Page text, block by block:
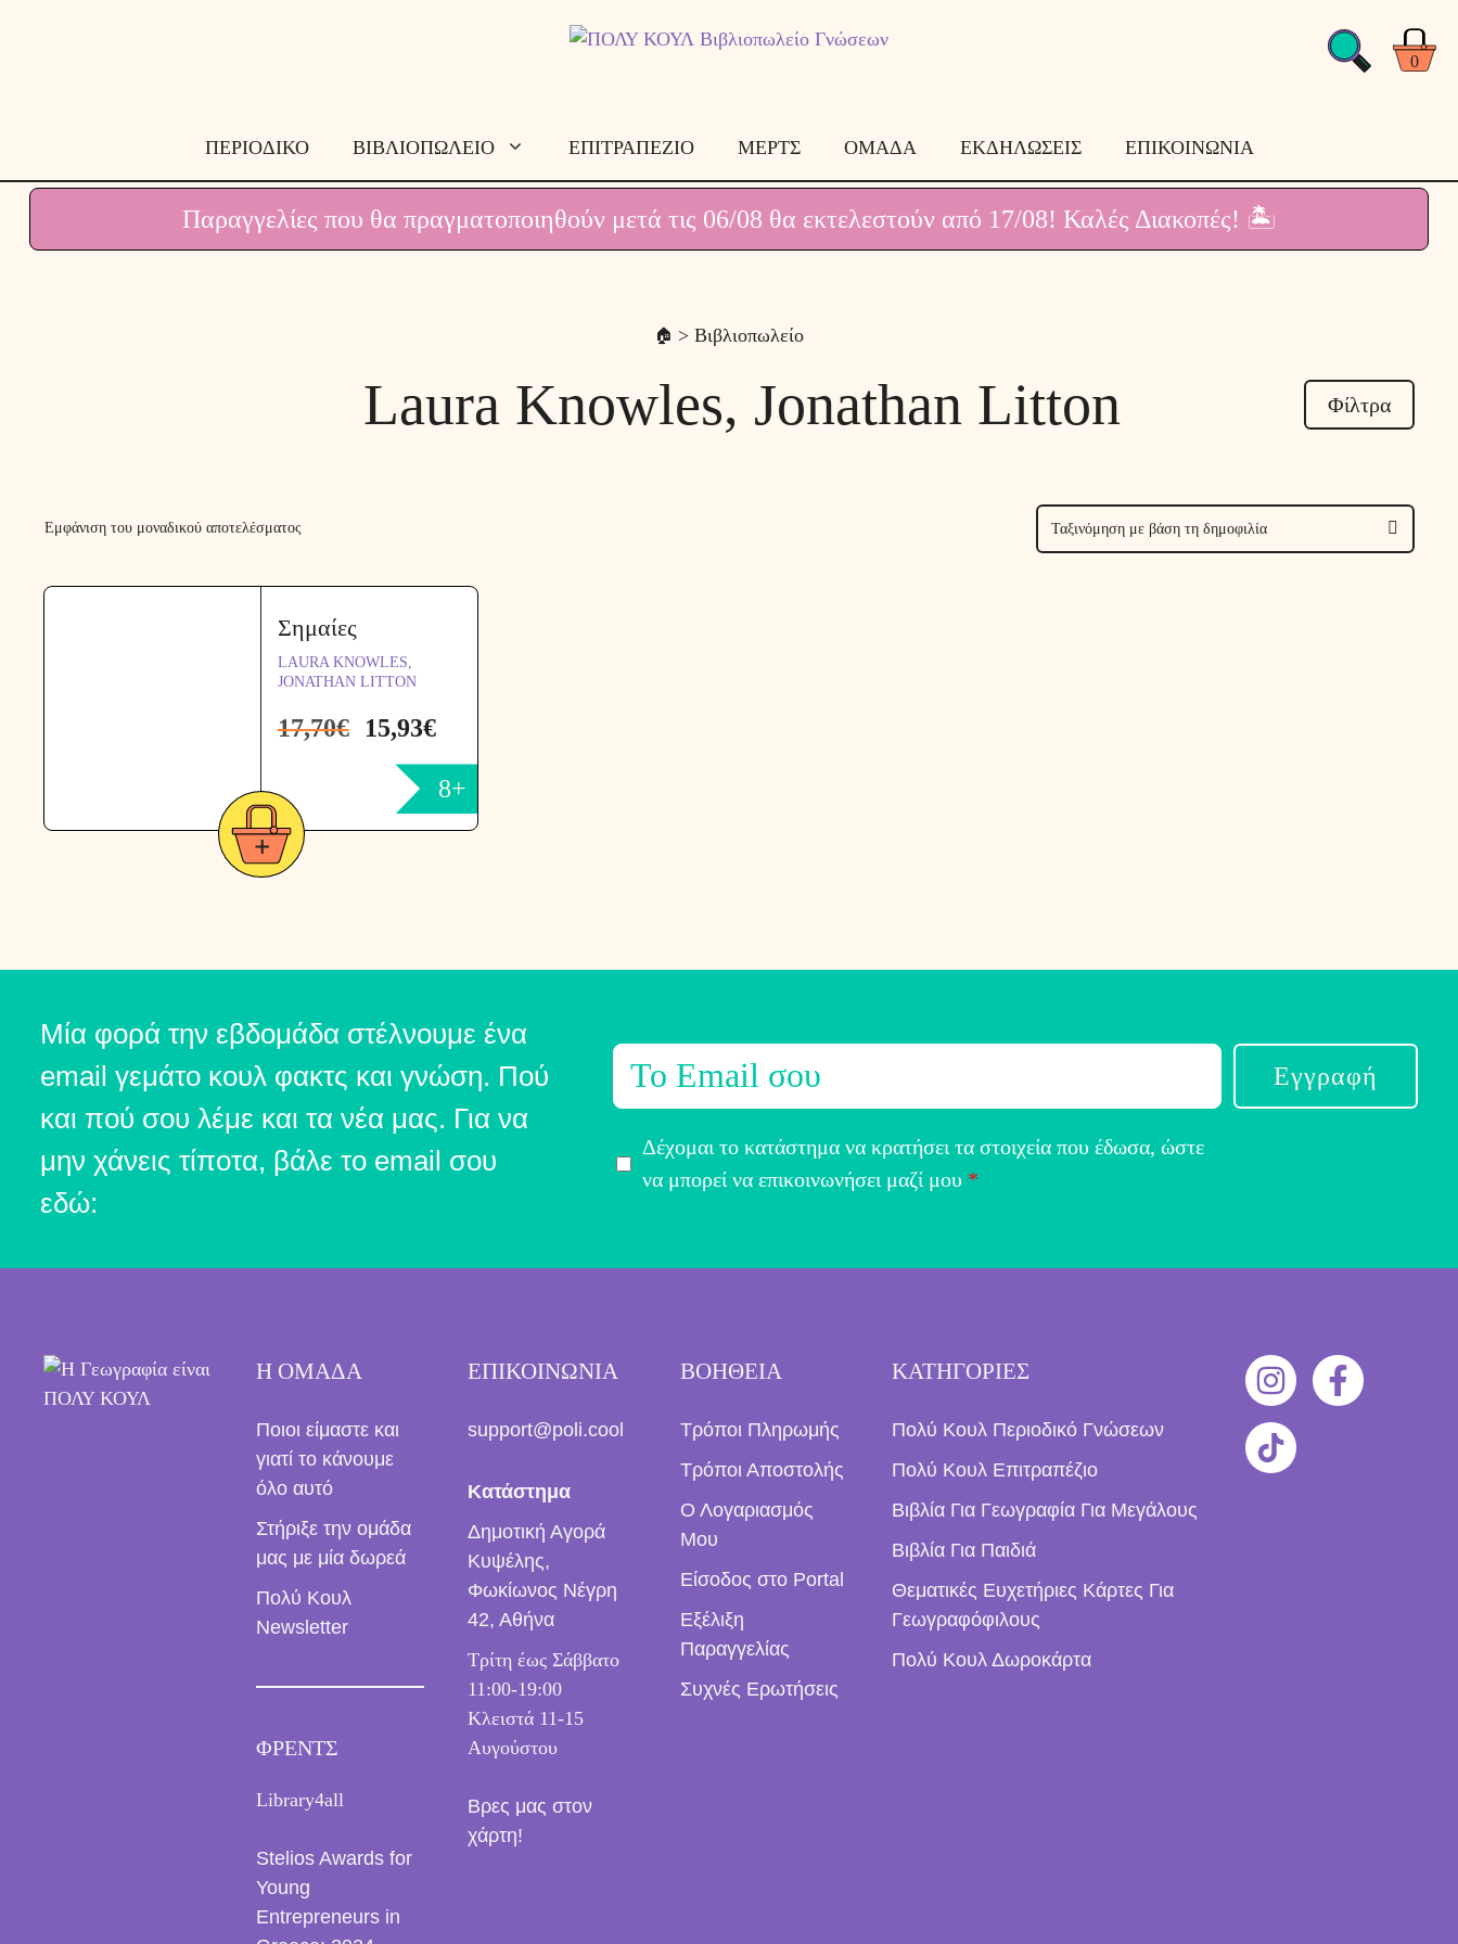
0
ΠΕΡΙΟΔΙΚΟ ΒΙΒΛΙΟΠΩΛΕΙΟ ΕΠΙΤΡΑΠΕΖΙΟ ΜΕΡΤΣ ΟΜΑΔΑ ΕΚΔΗΛΩΣΕΙΣ ΕΠΙΚΟΙΝΩΝΙΑ
Παραγγελίες που θα πραγματοποιηθούν μετά τις 06/08 θα εκτελεστούν από 17/08! Καλές Διακοπές! 🏝
> Βιβλιοπωλείο
Laura Knowles, Jonathan Litton Φίλτρα
Εμφάνιση του μοναδικού αποτελέσματος
Σημαίες
LAURA KNOWLES,
JONATHAN LITTON
17,70€ 15,93€
8+
Μία φορά την εβδομάδα στέλνουμε ένα
email γεμάτο κουλ φακτς και γνώση. Πού
και πού σου λέμε και τα νέα μας. Για να
μην χάνεις τίποτα, βάλε το email σου
εδώ:
E
i
π
ο
Ό
ω
Δέχομαι το κατάστημα να κρατήσει τα στοιχεία που έδωσα, ώστε
να μπορεί να επικοινωνήσει μαζί μου *
Εγγραφή
Η ΟΜΑΔΑ
Ποιοι είμαστε και
γιατί το κάνουμε
όλο αυτό
Στήριξε την ομάδα
μας με μία δωρεά
Πολύ Κουλ
Newsletter
ΦΡΕΝΤΣ
Library4all
Stelios Awards for
Young
Entrepreneurs in
ΕΠΙΚΟΙΝΩΝΙΑ
support@poli.cool
Κατάστημα
Δημοτική Αγορά
Κυψέλης,
Φωκίωνος Νέγρη
42, Αθήνα
Τρίτη έως Σάββατο
11:00-19:00
Κλειστά 11-15
Αυγούστου
Βρες μας στον
χάρτη!
ΒΟΗΘΕΙΑ
Τρόποι Πληρωμής
Τρόποι Αποστολής
Ο Λογαριασμός
Μου
Είσοδος στο Portal
Εξέλιξη
Παραγγελίας
Συχνές Ερωτήσεις
ΚΑΤΗΓΟΡΙΕΣ
Πολύ Κουλ Περιοδικό Γνώσεων
Πολύ Κουλ Επιτραπέζιο
Βιβλία Για Γεωγραφία Για Μεγάλους
Βιβλία Για Παιδιά
Θεματικές Ευχετήριες Κάρτες Για
Γεωγραφόφιλους
Πολύ Κουλ Δωροκάρτα